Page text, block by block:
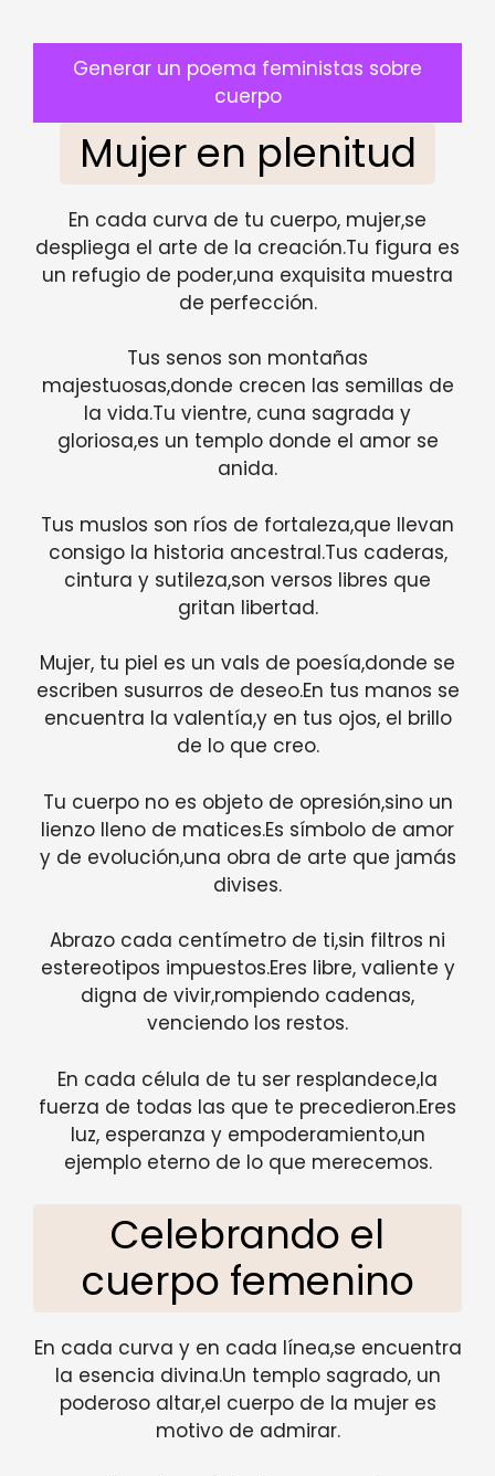
Generar un poema feministas sobre
cuerpo
Mujer en plenitud
En cada curva de tu cuerpo, mujer,se
despliega el arte de la creación.Tu figura es
un refugio de poder,una exquisita muestra
de perfección.
Tus senos son montañas
majestuosas,donde crecen las semillas de
la vida.Tu vientre, cuna sagrada y
gloriosa,es un templo donde el amor se
anida.
Tus muslos son ríos de fortaleza,que llevan
consigo la historia ancestral.Tus caderas,
cintura y sutileza,son versos libres que
gritan libertad.
Mujer, tu piel es un vals de poesía,donde se
escriben susurros de deseo.En tus manos se
encuentra la valentía,y en tus ojos, el brillo
de lo que creo.
Tu cuerpo no es objeto de opresión,sino un
lienzo lleno de matices.Es símbolo de amor
y de evolución,una obra de arte que jamás
divises.
Abrazo cada centímetro de ti,sin filtros ni
estereotipos impuestos.Eres libre, valiente y
digna de vivir,rompiendo cadenas,
venciendo los restos.
En cada célula de tu ser resplandece,la
fuerza de todas las que te precedieron.Eres
luz, esperanza y empoderamiento,un
ejemplo eterno de lo que merecemos.
Celebrando el
cuerpo femenino
En cada curva y en cada línea,se encuentra
la esencia divina.Un templo sagrado, un
poderoso altar,el cuerpo de la mujer es
motivo de admirar.